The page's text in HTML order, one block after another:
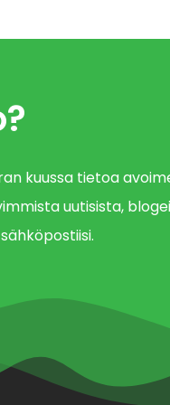
kuussa tietoa
uutisista,